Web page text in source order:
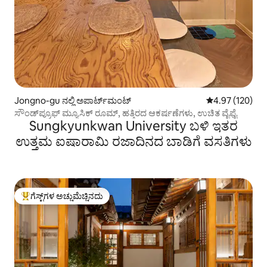
Jongno-gu ನಲ್ಲಿ ಅಪಾರ್ಟ್‌ಮಂಟ್ 5 ರಲ್ಲಿ 4.97
4.97 (120)
ಸೌಂಡ್‌ಪ್ರೂಫ್ ಮ್ಯೂಸಿಕ್ ರೂಮ್, ಹತ್ತಿರದ ಆಕರ್ಷಣೆಗಳು, ಉಚಿತ ವೈಫೈ
Sungkyunkwan University ಬಳಿ ಇತರ
ಉತ್ತಮ ಐಷಾರಾಮಿ ರಜಾದಿನದ ಬಾಡಿಗೆ ವಸತಿಗಳು
ಗೆಸ್ಟ್‌ಗಳಿಗೆ ಅತಿ ಹೆಚ್ಚು ಅಚ್ಚುಮೆಚ್ಚಿನದು
ಗೆಸ್ಟ್‌ಗಳ ಅಚ್ಚುಮೆಚ್ಚಿನದು